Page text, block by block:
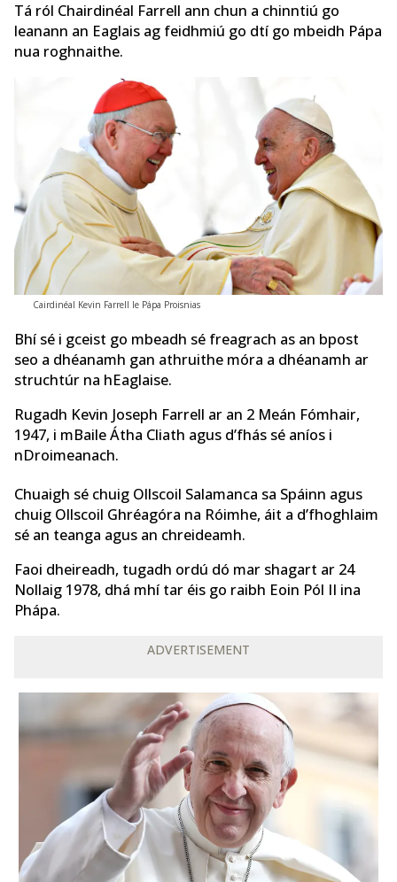
Tá ról Chairdinéal Farrell ann chun a chinntiú go
leanann an Eaglais ag feidhmiú go dtí go mbeidh Pápa
nua roghnaithe.
Cairdinéal Kevin Farrell le Pápa Proisnias
Bhí sé i gceist go mbeadh sé freagrach as an bpost
seo a dhéanamh gan athruithe móra a dhéanamh ar
struchtúr na hEaglaise.
Rugadh Kevin Joseph Farrell ar an 2 Meán Fómhair,
1947, i mBaile Átha Cliath agus d’fhás sé aníos i
nDroimeanach.
Chuaigh sé chuig Ollscoil Salamanca sa Spáinn agus
chuig Ollscoil Ghréagóra na Róimhe, áit a d’fhoghlaim
sé an teanga agus an chreideamh.
Faoi dheireadh, tugadh ordú dó mar shagart ar 24
Nollaig 1978, dhá mhí tar éis go raibh Eoin Pól II ina
Phápa.
ADVERTISEMENT